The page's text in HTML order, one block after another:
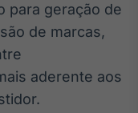
de
para geração de
de marcas,
aderente aos